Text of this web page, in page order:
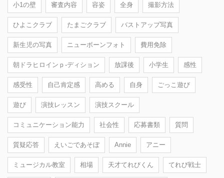
小1の壁 審査内容 容姿 全身 撮影方法
ひよこクラブ たまごクラブ バストアップ写真
新生児の写真 ニューボーンフォト 費用免除
朝ドラヒロインｐ-ディション 放課後 小学生 感性
感受性 自己肯定感 高める 自身 ごっこ遊び
遊び 演技レッスン 演技スクール
コミュニケーション能力 社会性 応募書類 質問
質疑応答 えいごであそぼ Annie アニー
ミュージカル教室 相場 天才てれびくん てれび戦士